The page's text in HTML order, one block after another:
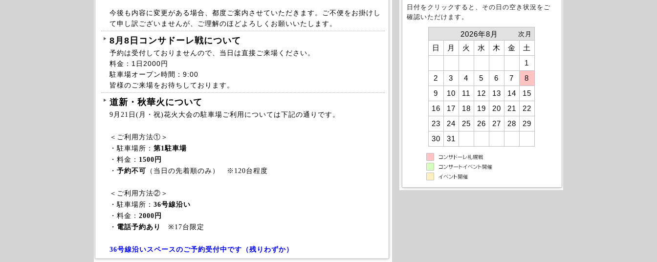
今後も内容に変更がある場合、都度ご案内させていただきます。ご不便をお掛けし
て申し訳ございませんが、ご理解のほどよろしくお願いいたします。
8月8日コンサドーレ戦について
予約は受付しておりませんので、当日は直接ご来場ください。
料金：1日2000円
駐車場オープン時間：9:00
皆様のご来場をお待ちしております。
道新・秋華火について
9月21日(月・祝)花火大会の駐車場ご利用については下記の通りです。
＜ご利用方法①＞
・駐車場所： 第1駐車場
・料金： 1500円
・ 予約不可 （当日の先着順のみ） ※120台程度
＜ご利用方法②＞
・駐車場所： 36号線沿い
・料金： 2000円
・ 電話予約あり ※17台限定
36号線沿いスペースのご予約受付中です（残りわずか）
日付をクリックすると、その日の空き状況をご
確認いただけます。
2026年8月 次月
日 月 火 水 木 金
土
1
2
3 4 5 6 7
8
9
10 11 12 13 14
15
16
17 18 19 20 21
22
23
24 25 26 27 28
29
30
31